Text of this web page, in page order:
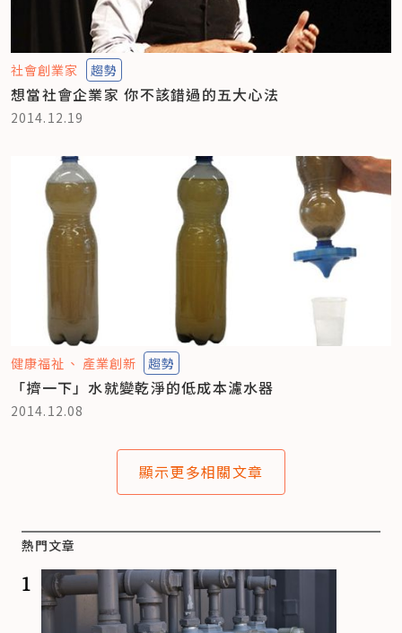
社會創業家 趨勢
想當社會企業家 你不該錯過的五大心法
2014.12.19
健康福祉 產業創新 趨勢
「擠一下」水就變乾淨的低成本濾水器
2014.12.08
顯示更多相關文章
熱門文章
1